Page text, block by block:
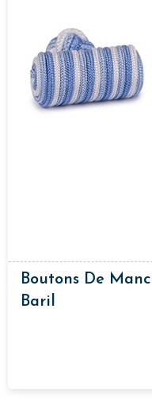
Boutons De
Baril